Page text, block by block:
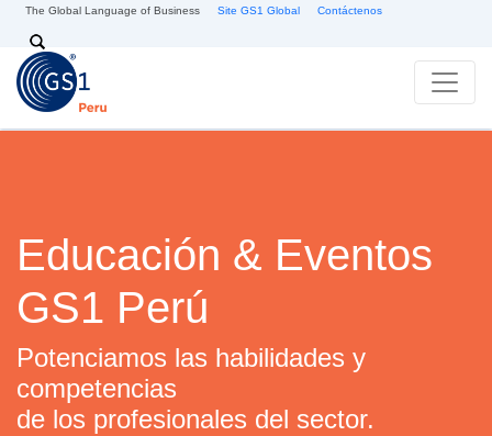
Pasar al contenido principal
The Global Language of Business Site GS1 Global Contáctenos
Search
Educación & Eventos
GS1 Perú
Potenciamos las habilidades y
competencias
de los profesionales del sector.